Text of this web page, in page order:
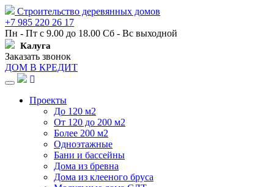
Строительство деревянных домов
+7 985 220 26 17
Пн - Пт с 9.00 до 18.00 Сб - Вс выходной
Калуга
Заказать звонок
ДОМ В КРЕДИТ
Навигация
Проекты
До 120 м2
От 120 до 200 м2
Более 200 м2
Одноэтажные
Бани и бассейны
Дома из бревна
Дома из клееного бруса